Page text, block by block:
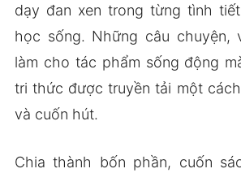
dạy đan xen trong từng tình
học sống. Những câu chuyện,
làm cho tác phẩm sống động
tri thức được truyền tải một
và cuốn hút.
Chia thành bốn phần, cuốn